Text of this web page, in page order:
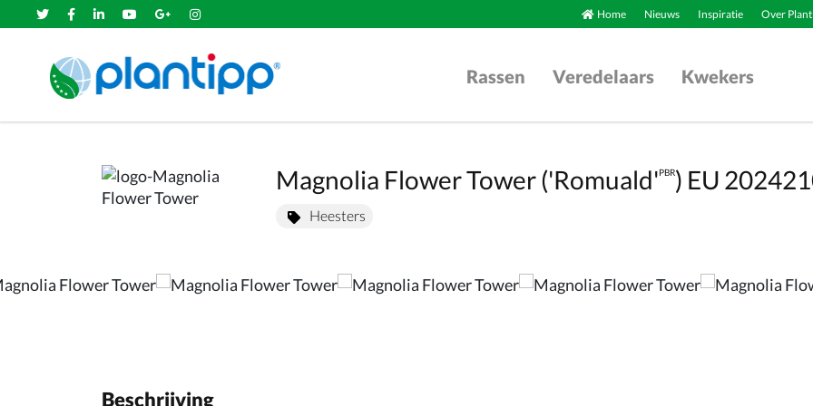
Home Nieuws Inspiratie Over
Rassen Veredelaars Kwekers
Magnolia Flower Tower ('Romuald'PBR) EU
Heesters
Beschrijving